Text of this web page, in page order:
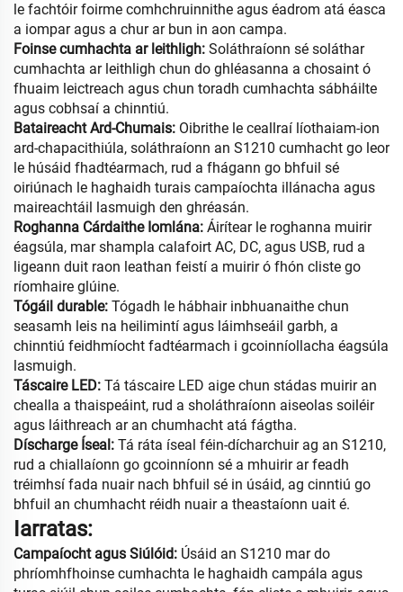
le fachtóir foirme comhchruinnithe agus éadrom atá éasca
a iompar agus a chur ar bun in aon campa.
Foinse cumhachta ar leithligh: Soláthraíonn sé soláthar
cumhachta ar leithligh chun do ghléasanna a chosaint ó
fhuaim leictreach agus chun toradh cumhachta sábháilte
agus cobhsaí a chinntiú.
Bataireacht Ard-Chumais: Oibrithe le ceallraí líothaiam-ion
ard-chapacithiúla, soláthraíonn an S1210 cumhacht go leor
le húsáid fhadtéarmach, rud a fhágann go bhfuil sé
oiriúnach le haghaidh turais campaíochta illánacha agus
maireachtáil lasmuigh den ghréasán.
Roghanna Cárdaithe Iomlána: Áirítear le roghanna muirir
éagsúla, mar shampla calafoirt AC, DC, agus USB, rud a
ligeann duit raon leathan feistí a muirir ó fhón cliste go
ríomhaire glúine.
Tógáil durable: Tógadh le hábhair inbhuanaithe chun
seasamh leis na heilimintí agus láimhseáil garbh, a
chinntiú feidhmíocht fadtéarmach i gcoinníollacha éagsúla
lasmuigh.
Táscaire LED: Tá táscaire LED aige chun stádas muirir an
chealla a thaispeáint, rud a sholáthraíonn aiseolas soiléir
agus láithreach ar an chumhacht atá fágtha.
Díscharge Íseal: Tá ráta íseal féin-dícharchuir ag an S1210,
rud a chiallaíonn go gcoinníonn sé a mhuirir ar feadh
tréimhsí fada nuair nach bhfuil sé in úsáid, ag cinntiú go
bhfuil an chumhacht réidh nuair a theastaíonn uait é.
Iarratas:
Campaíocht agus Siúlóid: Úsáid an S1210 mar do
phríomhfhoinse cumhachta le haghaidh campála agus